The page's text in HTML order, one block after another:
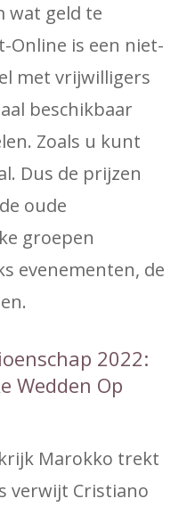
wat geld te
Online is een niet-
met vrijwilligers
beschikbaar
Zoals u kunt
Dus de prijzen
oude
groepen
evenementen, de
2022:
Wedden Op
Marokko trekt
verwijt Cristiano